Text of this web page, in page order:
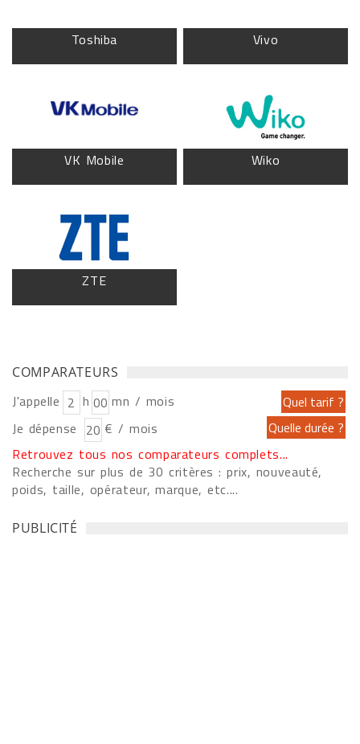
Toshiba Vivo
VK Mobile Wiko
ZTE
COMPARATEURS
J'appelle h
mn / mois
Je dépense
€ / mois
Retrouvez tous nos comparateurs complets...
Recherche sur plus de 30 critères : prix, nouveauté,
poids, taille, opérateur, marque, etc....
PUBLICITÉ